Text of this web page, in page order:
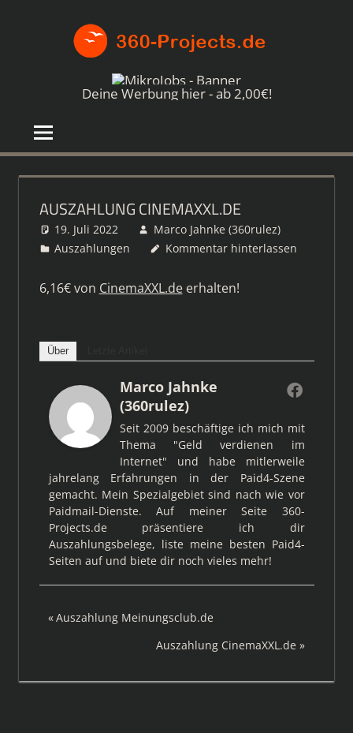
Seiten
im
Netz
Deine Werbung hier - ab 2,00€!
AUSZAHLUNG CINEMAXXL.DE
19. Juli 2022
Marco Jahnke (360rulez)
Auszahlungen
Kommentar hinterlassen
6,16€ von CinemaXXL.deerhalten!
Über
Marco Jahnke
(360rulez)
Seit 2009 beschäftige ich mich mit
Thema "Geld verdienen im
Internet" und habe mitlerweile
jahrelang Erfahrungen in der Paid4-Szene
gemacht. Mein Spezialgebiet sind nach wie vor
Paidmail-Dienste. Auf meiner Seite 360-
Projects.de präsentiere ich dir
Auszahlungsbelege, liste meine besten Paid4-
Seiten auf und biete dir noch vieles mehr!
Beitragsnavigation
Vorheriger
Auszahlung Meinungsclub.de
Nächster
Auszahlung CinemaXXL.de